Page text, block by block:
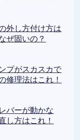
外し方付け方は
ぜ固いの？
プがスカスカで
修理法はこれ！
バーが動かな
し方はこれ！